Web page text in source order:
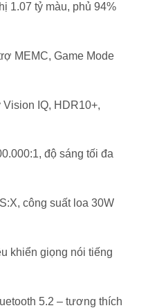
1.07 tỷ màu, phủ 94%
MEMC, Game Mode
IQ, HDR10+,
độ sáng tối đa
công suất loa 30W
khiển giọng nói tiếng
5.2 – tương thích